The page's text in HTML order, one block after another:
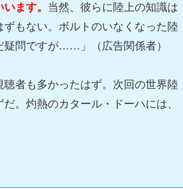
ます。 当然、彼らに陸上の知識は
もない。ボルトのいなくなった陸
疑問ですが……」（広告関係者）
者も多かったはず。次回の世界陸
。灼熱のカタール・ドーハには、